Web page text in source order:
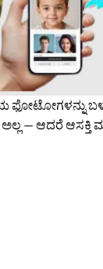
ಬಳಸಿ
ಅಲ್ಲ — ಆದರೆ